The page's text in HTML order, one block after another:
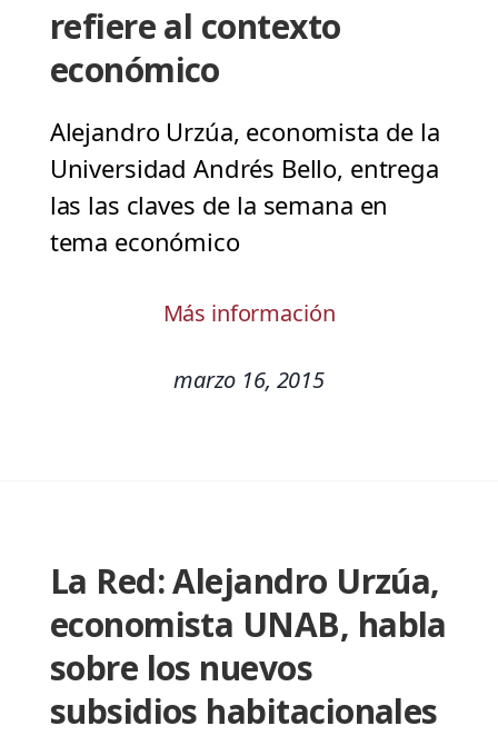
refiere al contexto
económico
Alejandro Urzúa, economista de la
Universidad Andrés Bello, entrega
las las claves de la semana en
tema económico
Más información
marzo 16, 2015
La Red: Alejandro Urzúa,
economista UNAB, habla
sobre los nuevos
subsidios habitacionales